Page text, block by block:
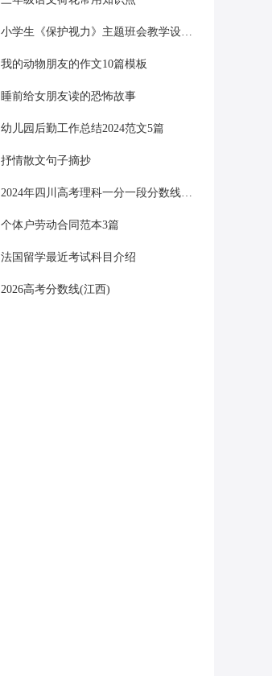
小学生《保护视力》主题班会教学设计记录内容
我的动物朋友的作文10篇模板
睡前给女朋友读的恐怖故事
幼儿园后勤工作总结2024范文5篇
抒情散文句子摘抄
2024年四川高考理科一分一段分数线预测
个体户劳动合同范本3篇
法国留学最近考试科目介绍
2026高考分数线(江西)